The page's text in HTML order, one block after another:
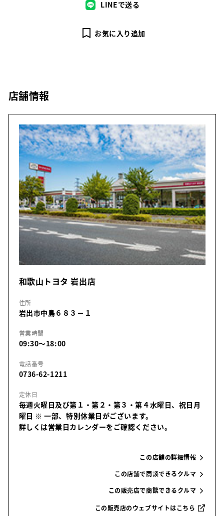
LINEで送る
お気に入り追加
店舗情報
和歌山トヨタ 岩出店
住所
岩出市中島６８３－１
営業時間
09:30～18:00
電話番号
0736-62-1211
定休日
毎週火曜日及び第１・第２・第３・第４水曜日、祝日月
曜日 ※ 一部、特別休業日がございます。
詳しくは営業日カレンダーをご確認ください。
この店舗の詳細情報
この店舗で商談できるクルマ
この販売店で商談できるクルマ
この販売店のウェブサイトはこちら